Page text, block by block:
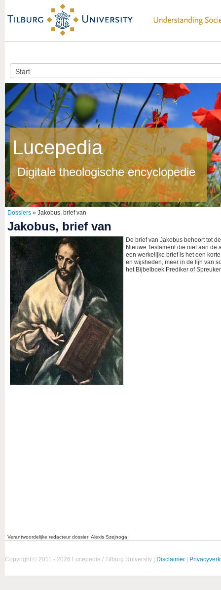
Lucepedia
Digitale theologische encyclopedie
Verantwoordelijke redacteur dossier: Alexis Szejnoga
Dossiers » Jakobus, brief van
Jakobus, brief van
De brief van Jakobus behoort tot
Nieuwe Testament die niet aan
een werkelijke brief is het een
en wijsheden, meer in de lijn van
het Bijbelboek Prediker of
Copyright © 2011 - 2026 Lucepedia / Tilburg University | Disclaimer